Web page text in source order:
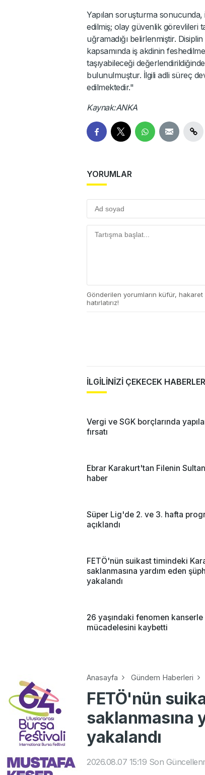
Yapılan soruşturma
edilmiş; olay güvenlik görevlileri
uğramadığı belirlenmiştir.
kapsamında iş akdinin
taşıyabileceği
bulunulmuştur. İlgili adli süreç
edilmektedir."
Kaynak:ANKA
YORUMLAR
Gönderilen yorumların küfür,
hatırlatırız!
İLGİLİNİZİ ÇEKECEK HABERLER
Vergi ve SGK borçlarında
fırsatı
Ebrar Karakurt'tan Filenin
haber
Süper Lig'de 2. ve 3. hafta
açıklandı
FETÖ'nün suikast timindeki
saklanmasına yardım eden
yakalandı
26 yaşındaki fenomen kanserle
mücadelesini kaybetti
Anasayfa Gündem Haberleri
FETÖ'nün
saklanmasına
yakalandı
2026.08.07 15:19 Son